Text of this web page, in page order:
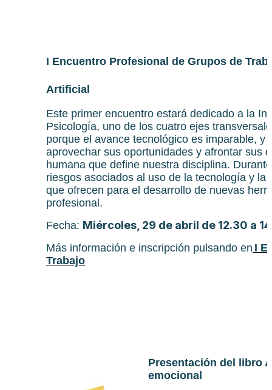
I Encuentro Profesional de Grupos de
Artificial
Este primer encuentro estará dedicado a la
Psicología, uno de los cuatro ejes
porque el avance tecnológico es imparable, y
aprovechar sus oportunidades y afrontar sus
humana que define nuestra disciplina.
riesgos asociados al uso de la tecnología y
que ofrecen para el desarrollo de nuevas
profesional.
Fecha: Miércoles, 29 de abril de 12.30 a
Más información e inscripción pulsando en I
Trabajo
Presentación del libro
emocional